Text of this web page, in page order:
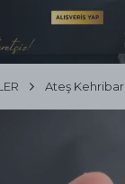
Ateş Kehribar